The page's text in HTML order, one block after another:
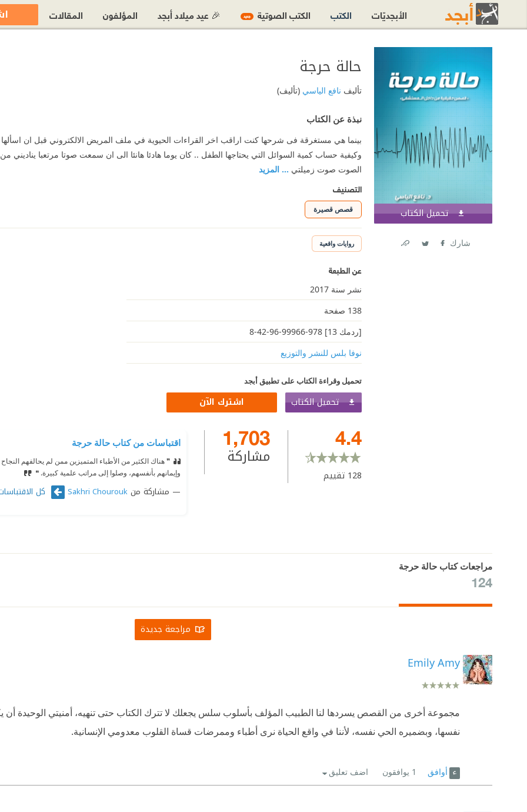
تحميل الكتاب اشترك الآن
شارك
حالة حرجة
تأليف نافع الياسي(تأليف)
نبذة عن الكتاب
بينما هي مستغرقة فى شرحها كنت اراقب اخر القراءات الحيوية في ملف المريض الالكتروني قبل ان اسألها
وكيفية حساب كمية السوائل التي يحتاجها الطفل .. كان يوما هادئا هانئا الى ان سمعت صوتا مرتعبا يناديني
الصوت صوت زميلتي ... المزيد
التصنيف
قصص قصيرة
روايات واقعية
عن الطبعة
نشر سنة 2017
138 صفحة
[ردمك 13] 978-99966-96-42-8
نوفا بلس للنشر والتوزيع
تحميل وقراءة الكتاب على تطبيق أبجد
تحميل الكتاب اشترك الآن
4.4
128 تقييم
1,703
مشاركة
اقتباسات من كتاب حالة حرجة
❞ هناك الكثير من الأطباء المتميزين ممن لم يحالفهم
وإيمانهم بأنفسهم، وصلوا إلى مراتب علمية كبيرة. ❝
مشاركة منSakhri Chourouk كل
مراجعات كتاب حالة حرجة
124
مراجعة جديدة
Emily Amy
مجموعة أخرى من القصص يسردها لنا الطبيب المؤلف بأسلوب سلس يجعلك لا تترك الكتاب حتى تنهيه، أمنيتي الوحيدة أن
نفسها، وبضميره الحي نفسه، لأننا في واقع الحياة نرى أطباء وممرضات قساة القلوب معدومي الإنسانية.
أوافق 1 يوافقون اضف تعليق
الأبجديّات الكتب الكتب الصوتية جديد 🎉 عيد ميلاد أبجد المؤلفون المقالات